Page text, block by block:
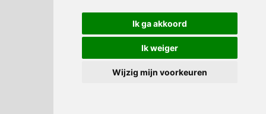
Ik ga akkoord
Ik weiger
Wijzig mijn voorkeuren